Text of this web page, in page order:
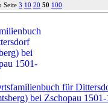
Seite 3 10 20 50 100
für
bei Zschopau